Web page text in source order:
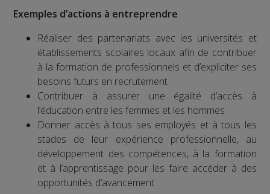
Exemples d’actions à entreprendre
Réaliser des partenariats avec les universités et
établissements scolaires locaux afin de contribuer
à la formation de professionnels et d’expliciter ses
besoins futurs en recrutement
Contribuer à assurer une égalité d’accès à
l’éducation entre les femmes et les hommes
Donner accès à tous ses employés et à tous les
stades de leur expérience professionnelle, au
développement des compétences, à la formation
et à l’apprentissage pour les faire accéder à des
opportunités d’avancement